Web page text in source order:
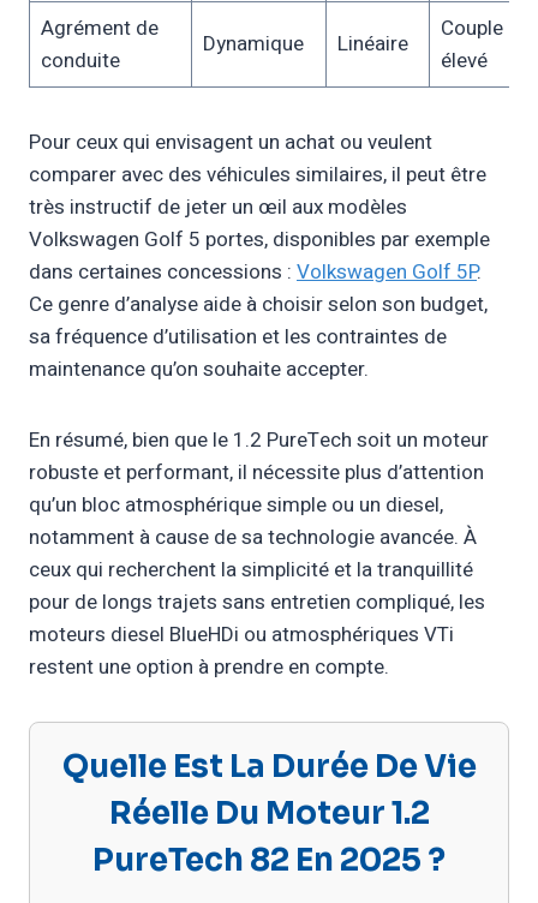
Agrément de
conduite
Dynamique Linéaire
Couple
élevé
Pour ceux qui envisagent un achat ou veulent
comparer avec des véhicules similaires, il peut être
très instructif de jeter un œil aux modèles
Volkswagen Golf 5 portes, disponibles par exemple
dans certaines concessions : Volkswagen Golf 5P.
Ce genre d’analyse aide à choisir selon son budget,
sa fréquence d’utilisation et les contraintes de
maintenance qu’on souhaite accepter.
En résumé, bien que le 1.2 PureTech soit un moteur
robuste et performant, il nécessite plus d’attention
qu’un bloc atmosphérique simple ou un diesel,
notamment à cause de sa technologie avancée. À
ceux qui recherchent la simplicité et la tranquillité
pour de longs trajets sans entretien compliqué, les
moteurs diesel BlueHDi ou atmosphériques VTi
restent une option à prendre en compte.
Quelle Est La Durée De Vie
Réelle Du Moteur 1.2
PureTech 82 En 2025 ?